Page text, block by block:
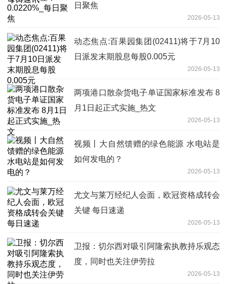
日聚焦
2026-05-13
动态焦点:百果园集团(02411)将于7月10
日派发末期股息每股0.005元
2026-05-13
两项港口散杂货电子单证国家标准发布 8
月1日起正式实施_热文
2026-05-13
视频丨大自然馈赠的绿色能源 水电站是
如何发电的？
2026-05-13
尤文与莱万经纪人会面，欧冠资格成转会
关键 每日速递
2026-05-13
卫报：切尔西对吸引阿隆索执教持乐观态
度，同时也关注伊劳拉
2026-05-13